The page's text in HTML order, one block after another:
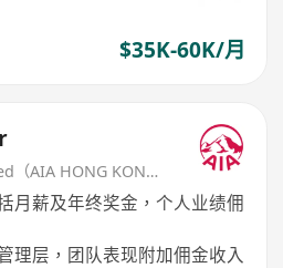
$35K-60K/月
AIA International Limited（AIA HONG KONG）
月薪及年终奖金，个人业绩佣
理层，团队表现附加佣金收入